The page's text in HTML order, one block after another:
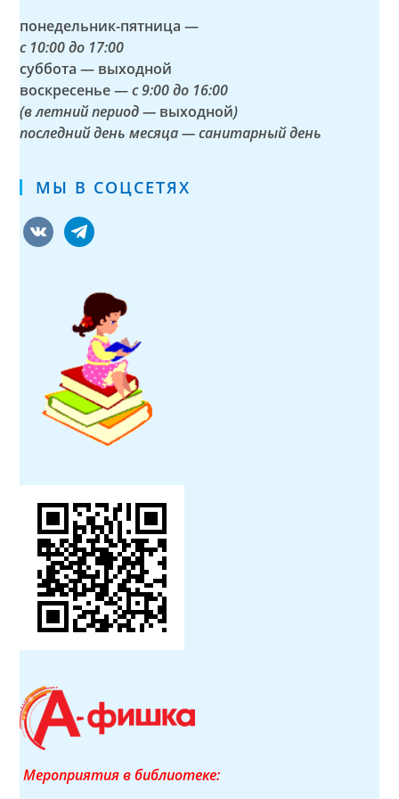
понедельник-пятница —
с 10:00 до 17:00
суббота — выходной
воскресенье —с 9:00 до 16:00
(в летний период — выходной)
последний день месяца — санитарный день
МЫ В СОЦСЕТЯХ
vkontaktetelegram
Мероприятия в библиотеке: